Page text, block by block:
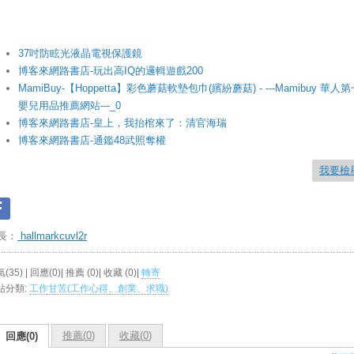
37吋防眩光液晶電視保護鏡
博客來網路書店-玩出高IQ的邏輯遊戲200
MamiBuy-【Hoppetta】彩色蘑菇軟墊包巾(繽紛蘑菇) - ---Mamibuy 華人第
嬰兒用品推薦網站---_0
博客來網路書店-皇上，我抬棺來了：清官海瑞
博客來網路書店-通鑑48武照奪權
我要檢
： hallmarkcuvl2r
(35) | 回應(0)| 推薦 (0)| 收藏 (0)| 轉寄
分類: 工作甘苦(工作心得、創業、求職)
回應(0) 推薦(0) 收藏(0)